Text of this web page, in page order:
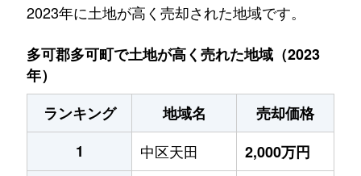
2023年に土地が高く売却された地域です。
多可郡多可町で土地が高く売れた地域（2023
年）
ランキング
地域名
売却価格
1
中区天田
2,000万円